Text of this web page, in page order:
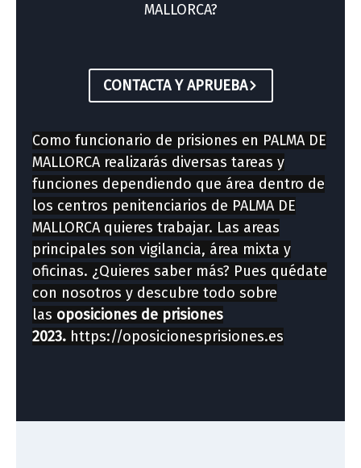
MALLORCA?
CONTACTA Y APRUEBA
Como funcionario de prisiones en PALMA DE
MALLORCA realizarás diversas tareas y
funciones dependiendo que área dentro de
los centros penitenciarios de PALMA DE
MALLORCA quieres trabajar. Las areas
principales son vigilancia, área mixta y
oficinas. ¿Quieres saber más? Pues quédate
con nosotros y descubre todo sobre
las oposiciones de prisiones
2023. https://oposicionesprisiones.es